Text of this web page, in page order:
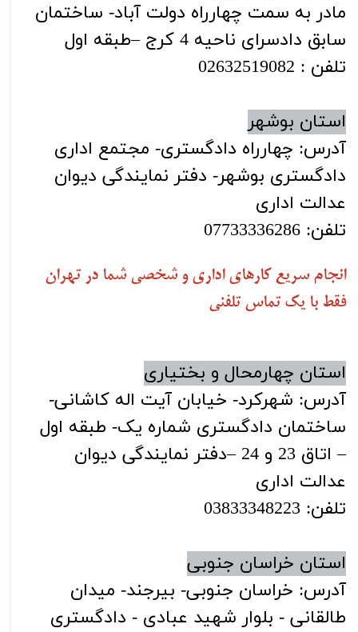
مادر به سمت چهارراه دولت آباد- ساختمان
سابق دادسرای ناحیه 4 کرج –طبقه اول
تلفن : 02632519082
استان بوشهر
آدرس: چهارراه دادگستری- مجتمع اداری
دادگستری بوشهر- دفتر نمایندگی دیوان
عدالت اداری
تلفن: 07733336286
انجام سریع کارهای اداری و شخصی شما در تهران
فقط با یک تماس تلفنی
استان چهارمحال و بختیاری
آدرس: شهرکرد- خیابان آیت اله کاشانی-
ساختمان دادگستری شماره یک- طبقه اول
– اتاق 23 و 24 –دفتر نمایندگی دیوان
عدالت اداری
تلفن: 03833348223
استان خراسان جنوبی
آدرس: خراسان جنوبی- بیرجند- میدان
طالقانی - بلوار شهید عبادی - دادگستری